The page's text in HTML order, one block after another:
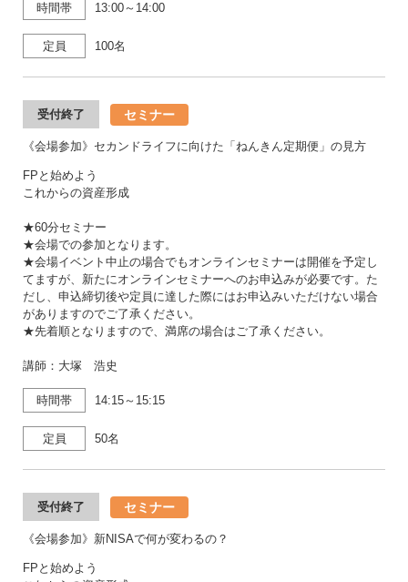
時間帯 13:00～14:00
定員 100名
受付終了 セミナー
《会場参加》セカンドライフに向けた「ねんきん定期便」の見方
FPと始めよう
これからの資産形成
★60分セミナー
★会場での参加となります。
★会場イベント中止の場合でもオンラインセミナーは開催を予定し
てますが、新たにオンラインセミナーへのお申込みが必要です。た
だし、申込締切後や定員に達した際にはお申込みいただけない場合
がありますのでご了承ください。
★先着順となりますので、満席の場合はご了承ください。
講師：大塚 浩史
時間帯 14:15～15:15
定員 50名
受付終了 セミナー
《会場参加》新NISAで何が変わるの？
FPと始めよう